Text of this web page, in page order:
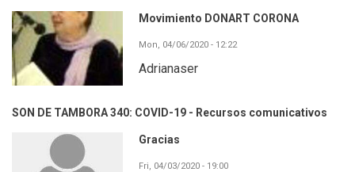
Movimiento DONART CORONA
Mon, 04/06/2020 - 12:22
Adrianaser
SON DE TAMBORA 340: COVID-19 - Recursos comunicativos
Gracias
Fri, 04/03/2020 - 19:00